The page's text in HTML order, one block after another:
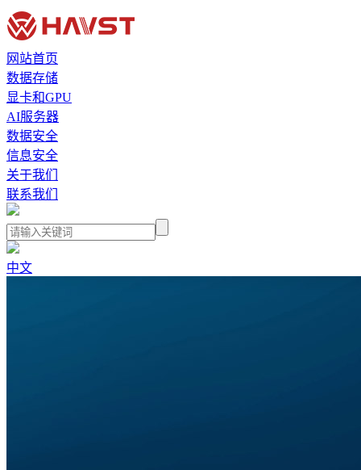
网站首页
数据存储
显卡和GPU
AI服务器
数据安全
信息安全
关于我们
联系我们
中文